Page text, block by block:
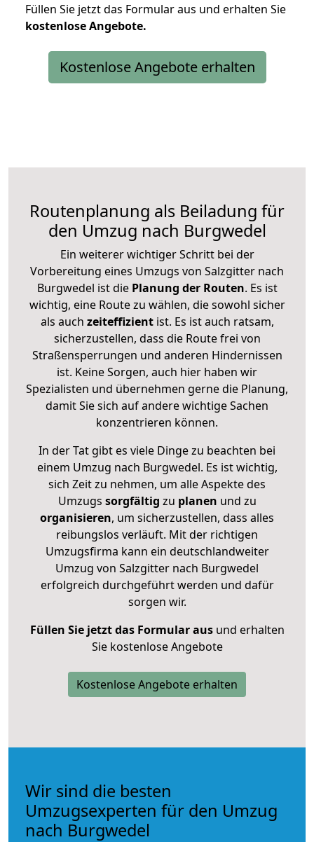
Füllen Sie jetzt das Formular aus und erhalten Sie
kostenloseAngebote.
Kostenlose Angebote erhalten
Routenplanung als Beiladung für
den Umzug nach Burgwedel
Ein weiterer wichtiger Schritt bei der
Vorbereitung eines Umzugs von Salzgitter nach
Burgwedel ist diePlanung der Routen. Es ist
wichtig, eine Route zu wählen, die sowohl sicher
als auch zeiteffizientist. Es ist auch ratsam,
sicherzustellen, dass die Route frei von
Straßensperrungen und anderen Hindernissen
ist. Keine Sorgen, auch hier haben wir
Spezialisten und übernehmen gerne die Planung,
damit Sie sich auf andere wichtige Sachen
konzentrieren können.
In der Tat gibt es viele Dinge zu beachten bei
einem Umzug nach Burgwedel. Es ist wichtig,
sich Zeit zu nehmen, um alle Aspekte des
Umzugs sorgfältig zu planen und zu
organisieren, um sicherzustellen, dass alles
reibungslos verläuft. Mit der richtigen
Umzugsfirma kann ein deutschlandweiter
Umzug von Salzgitter nach Burgwedel
erfolgreich durchgeführt werden und dafür
sorgen wir.
Füllen Sie jetzt das Formular ausund erhalten
Sie kostenlose Angebote
Kostenlose Angebote erhalten
Wir sind die besten
Umzugsexperten für den Umzug
nach Burgwedel